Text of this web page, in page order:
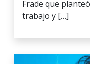
Frade que
trabajo y […]